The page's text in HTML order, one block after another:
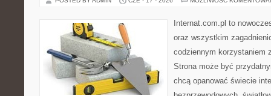
Internat.com.pl to
oraz wszystkim
codziennym korzystaniem
Strona może być
chcą opanować świecie